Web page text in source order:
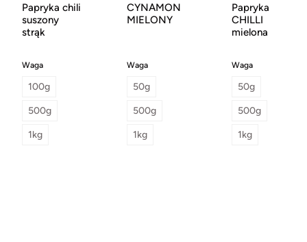
Papryka chili
suszony
strąk
Waga
100g
500g
1kg
CYNAMON
MIELONY
Waga
50g
500g
1kg
Papryka
CHILLI
mielona
Waga
50g
500g
1kg